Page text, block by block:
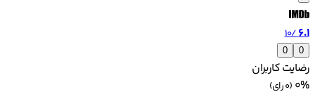
6.1
/10
0
0
رضایت کاربران
0% (0 رای)